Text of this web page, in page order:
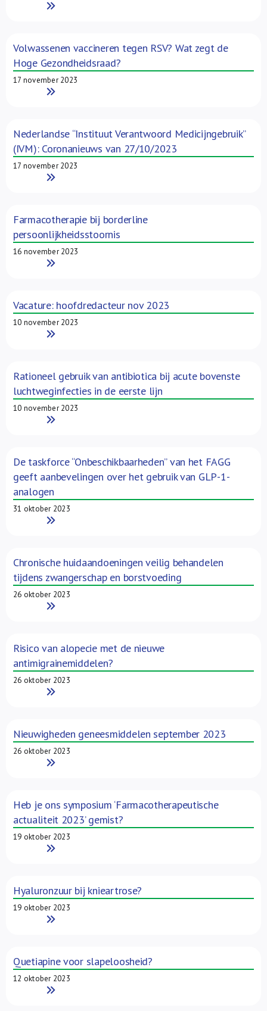
Read More
Volwassenen vaccineren tegen RSV? Wat zegt de
Hoge Gezondheidsraad?
17 november 2023
Read More
Nederlandse “Instituut Verantwoord Medicijngebruik”
(IVM): Coronanieuws van 27/10/2023
17 november 2023
Read More
Farmacotherapie bij borderline
persoonlijkheidsstoornis
16 november 2023
Read More
Vacature: hoofdredacteur nov 2023
10 november 2023
Read More
Rationeel gebruik van antibiotica bij acute bovenste
luchtweginfecties in de eerste lijn
10 november 2023
Read More
De taskforce “Onbeschikbaarheden” van het FAGG
geeft aanbevelingen over het gebruik van GLP-1-
analogen
31 oktober 2023
Read More
Chronische huidaandoeningen veilig behandelen
tijdens zwangerschap en borstvoeding
26 oktober 2023
Read More
Risico van alopecie met de nieuwe
antimigrainemiddelen?
26 oktober 2023
Read More
Nieuwigheden geneesmiddelen september 2023
26 oktober 2023
Read More
Heb je ons symposium ‘Farmacotherapeutische
actualiteit 2023’ gemist?
19 oktober 2023
Read More
Hyaluronzuur bij knieartrose?
19 oktober 2023
Read More
Quetiapine voor slapeloosheid?
12 oktober 2023
Read More